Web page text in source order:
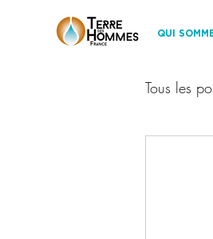
QUI
Tous les
Les